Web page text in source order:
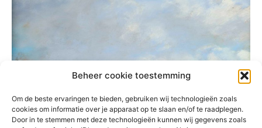
Beheer cookie toestemming
Om de beste ervaringen te bieden, gebruiken wij technologieën zoals
cookies om informatie over je apparaat op te slaan en/of te raadplegen.
Door in te stemmen met deze technologieën kunnen wij gegevens zoals